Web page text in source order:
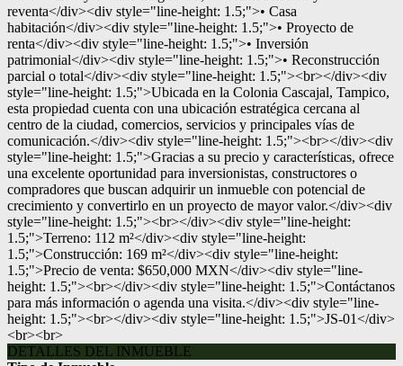
reventa</div><div style="line-height: 1.5;">• Casa
habitación</div><div style="line-height: 1.5;">• Proyecto de
renta</div><div style="line-height: 1.5;">• Inversión
patrimonial</div><div style="line-height: 1.5;">• Reconstrucción
parcial o total</div><div style="line-height: 1.5;"><br></div><div
style="line-height: 1.5;">Ubicada en la Colonia Cascajal, Tampico,
esta propiedad cuenta con una ubicación estratégica cercana al
centro de la ciudad, comercios, servicios y principales vías de
comunicación.</div><div style="line-height: 1.5;"><br></div><div
style="line-height: 1.5;">Gracias a su precio y características, ofrece
una excelente oportunidad para inversionistas, constructores o
compradores que buscan adquirir un inmueble con potencial de
crecimiento y convertirlo en un proyecto de mayor valor.</div><div
style="line-height: 1.5;"><br></div><div style="line-height:
1.5;">Terreno: 112 m²</div><div style="line-height:
1.5;">Construcción: 169 m²</div><div style="line-height:
1.5;">Precio de venta: $650,000 MXN</div><div style="line-
height: 1.5;"><br></div><div style="line-height: 1.5;">Contáctanos
para más información o agenda una visita.</div><div style="line-
height: 1.5;"><br></div><div style="line-height: 1.5;">JS-01</div>
<br><br>
DETALLES DEL INMUEBLE